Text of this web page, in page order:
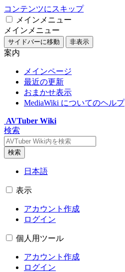
コンテンツにスキップ
メインメニュー
メインメニュー
サイドバーに移動 非表示
案内
メインページ
最近の更新
おまかせ表示
MediaWiki についてのヘルプ
AVTuber Wiki
検索
検索
日本語
表示
アカウント作成
ログイン
個人用ツール
アカウント作成
ログイン